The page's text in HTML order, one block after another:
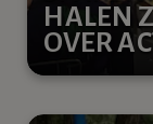
HALEN
OVER